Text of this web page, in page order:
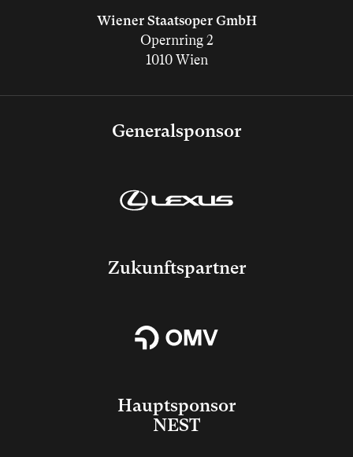
Generalsponsor
Zukunftspartner
Hauptsponsor
NEST
Wiener Staatsoper GmbH
Opernring 2
1010 Wien